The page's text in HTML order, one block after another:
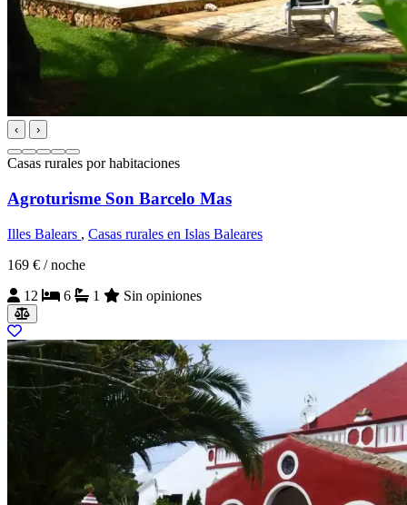
‹ ›
Casas rurales por habitaciones
Agroturisme Son Barcelo Mas
Illes Balears , Casas rurales en Islas Baleares
169 € / noche
12
6 1 Sin opiniones